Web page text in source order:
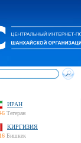
ИРАН
Тегеран
КИРГИЗИЯ
Бишкек